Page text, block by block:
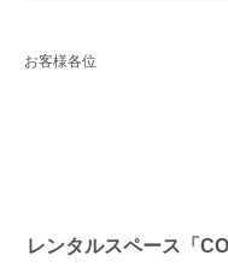
お客様各位
レンタルスペース「